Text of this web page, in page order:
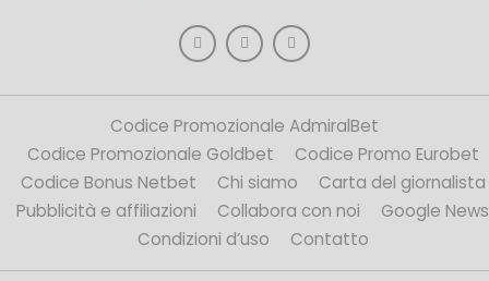
Codice Promozionale AdmiralBet
Codice Promozionale Goldbet
Codice Promo Eurobet
Codice Bonus Netbet
Chi siamo
Carta del giornalista
Pubblicità e affiliazioni
Collabora con noi
Google News
Condizioni d’uso
Contatto